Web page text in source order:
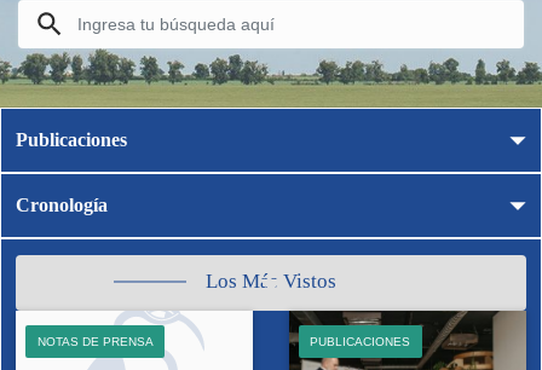
Publicaciones
Cronología
Los Más Vistos
NOTAS DE PRENSA PUBLICACIONES